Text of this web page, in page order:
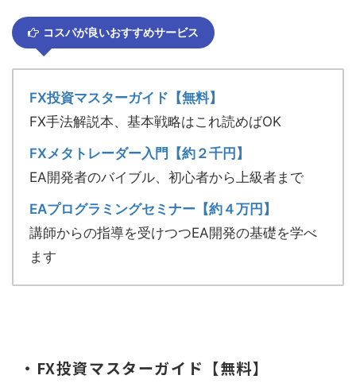
コスパが良いおすすめサービス
FX投資マスターガイド【無料】
FX手法解説本、基本戦略はこれ読めばOK
FXメタトレーダー入門【約２千円】
EA開発者のバイブル、初心者から上級者まで
EAプログラミングセミナー【約４万円】
講師からの指導を受けつつEA開発の基礎を学べ
ます
・FX投資マスターガイド【無料】